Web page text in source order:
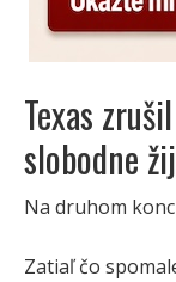
Texas
slobodne
Na druhom
Zatiaľ čo